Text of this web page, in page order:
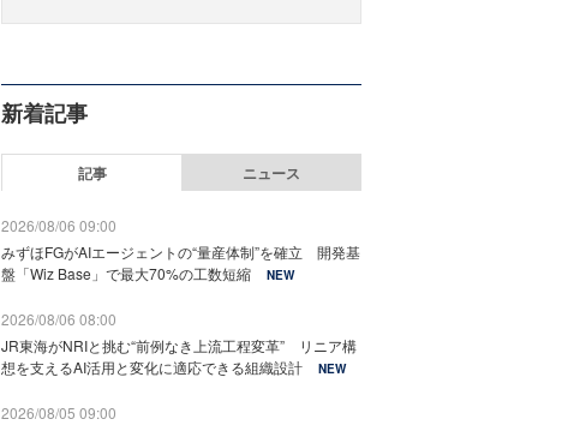
新着記事
記事 ニュース
2026/08/06 09:00
みずほFGがAIエージェントの“量産体制”を確立 開発基
盤「Wiz Base」で最大70%の工数短縮
NEW
2026/08/06 08:00
JR東海がNRIと挑む“前例なき上流工程変革” リニア構
想を支えるAI活用と変化に適応できる組織設計
NEW
2026/08/05 09:00